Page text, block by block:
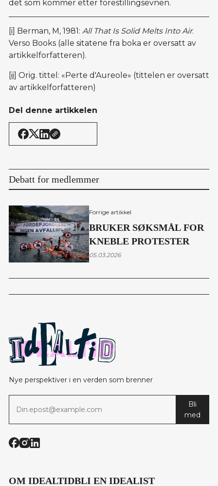
det som kommer etter forestillingsevnen.
[i] Berman, M, 1981: All That Is Solid Melts Into Air.
Verso Books (alle sitatene fra boka er oversatt av
artikkelforfatteren).
[ii] Orig. tittel: «Perte d'Aureole» (tittelen er oversatt
av artikkelforfatteren)
Del denne artikkelen
Debatt for medlemmer
Forrige artikkel
BRUKER SØKSMÅL FOR
KNEBLE PROTESTER
05.03.2026
Nye perspektiver i en verden som brenner
Bli
med
OM IDEALTIDBLI EN IDEALIST